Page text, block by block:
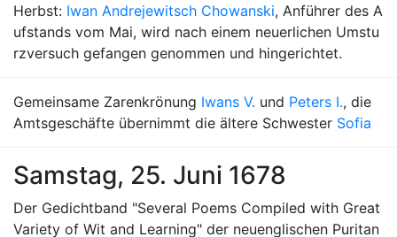
Herbst: Iwan Andrejewitsch Chowanski, Anführer des A
ufstands vom Mai, wird nach einem neuerlichen Umstu
rzversuch gefangen genommen und hingerichtet.
Gemeinsame Zarenkrönung Iwans V. und Peters I., die
Amtsgeschäfte übernimmt die ältere Schwester Sofia
Samstag, 25. Juni 1678
Der Gedichtband "Several Poems Compiled with Great
Variety of Wit and Learning" der neuenglischen Puritan